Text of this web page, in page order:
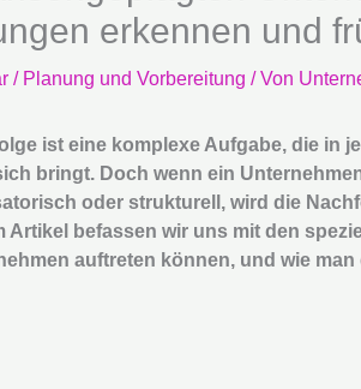
erkennen und
/ Planung und Vorbereitung / Von
ist eine komplexe Aufgabe, die in
bringt. Doch wenn ein
oder strukturell, wird die
Artikel befassen wir uns mit den
auftreten können, und wie